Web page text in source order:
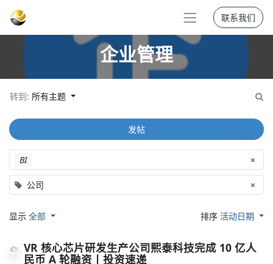
联系我们
企业管理
转到: 所有主题
BI ×
公司 ×
发帖
显示 全部 排序活动日期
VR 核心芯片研发生产公司熙泰科技完成 10 亿人
民币 A 轮融资丨投资速递